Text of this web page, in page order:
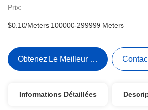
Prix:
$0.10/Meters 100000-299999 Meters
Obtenez Le Meilleur Prix
Informations Détaillées